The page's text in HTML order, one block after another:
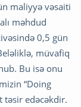
maliyyə vəsaiti
məhdud
0,5 gün
müvafiq
Bu isə onu
“Doing
təsir edəcəkdir.